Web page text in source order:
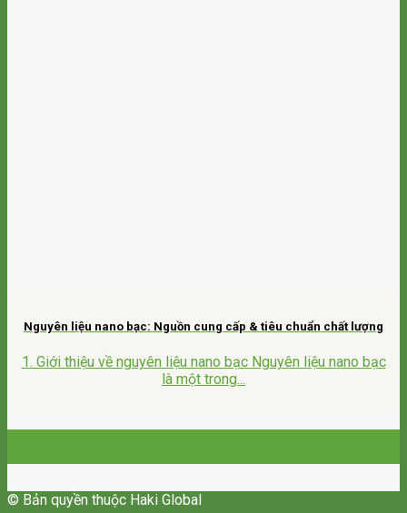
Nguyên liệu nano bạc: Nguồn cung cấp & tiêu chuẩn chất lượng
1. Giới thiệu về nguyên liệu nano bạc Nguyên liệu nano bạc
là một trong...
© Bản quyền thuộc Haki Global